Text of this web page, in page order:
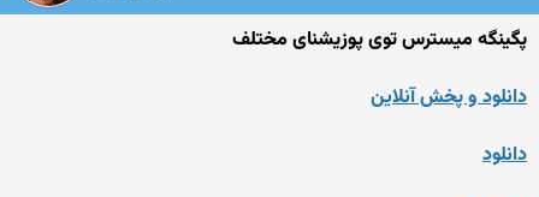
پگینگه میسترس توی پوزیشنای مختلف
دانلود و پخش آنلاین
دانلود